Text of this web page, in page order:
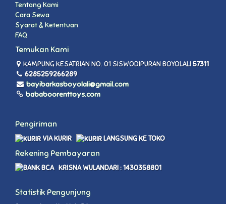
Tentang Kami
Cara Sewa
Syarat & Ketentuan
FAQ
Temukan Kami
KAMPUNG KESATRIAN NO. 01 SISWODIPURAN BOYOLALI57311
6285259266289
bayibarkasboyolali@gmail.com
bababoorenttoys.com
Pengiriman
VIA KURIR LANGSUNG KE TOKO
Rekening Pembayaran
KRISNA WULANDARI : 1430358801
Statistik Pengunjung